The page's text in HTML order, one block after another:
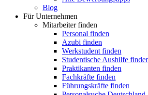
Blog
Für Unternehmen
Mitarbeiter finden
Personal finden
Azubi finden
Werkstudent finden
Studentische Aushilfe
Praktikanten finden
Fachkräfte finden
Führungskräfte finden